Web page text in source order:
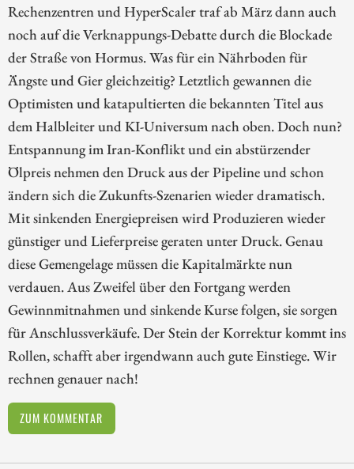
Rechenzentren und HyperScaler traf ab März dann auch
noch auf die Verknappungs-Debatte durch die Blockade
der Straße von Hormus. Was für ein Nährboden für
Ängste und Gier gleichzeitig? Letztlich gewannen die
Optimisten und katapultierten die bekannten Titel aus
dem Halbleiter und KI-Universum nach oben. Doch nun?
Entspannung im Iran-Konflikt und ein abstürzender
Ölpreis nehmen den Druck aus der Pipeline und schon
ändern sich die Zukunfts-Szenarien wieder dramatisch.
Mit sinkenden Energiepreisen wird Produzieren wieder
günstiger und Lieferpreise geraten unter Druck. Genau
diese Gemengelage müssen die Kapitalmärkte nun
verdauen. Aus Zweifel über den Fortgang werden
Gewinnmitnahmen und sinkende Kurse folgen, sie sorgen
für Anschlussverkäufe. Der Stein der Korrektur kommt ins
Rollen, schafft aber irgendwann auch gute Einstiege. Wir
rechnen genauer nach!
ZUM KOMMENTAR